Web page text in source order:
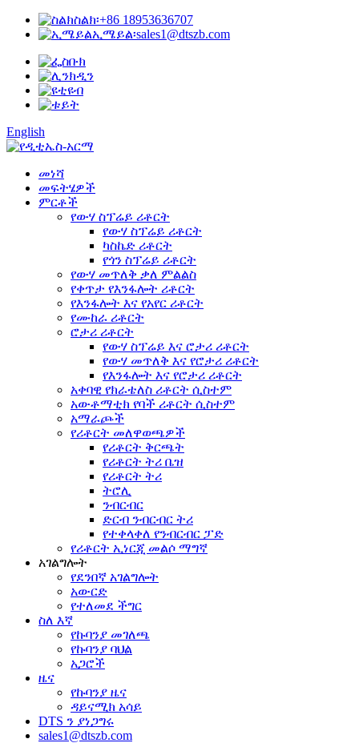
ስልክ፡+86 18953636707
ኢሜይል፡sales1@dtszb.com
English
መነሻ
መፍትሄዎች
ምርቶች
የውሃ ስፕሬይ ሪቶርት
የውሃ ስፕሬይ ሪቶርት
ካስኬድ ሪቶርት
የጎን ስፕሬይ ሪቶርት
የውሃ መጥለቅ ቃለ ምልልስ
የቀጥታ የእንፋሎት ሪቶርት
የእንፋሎት እና የአየር ሪቶርት
የሙከራ ሪቶርት
ሮታሪ ሪቶርት
የውሃ ስፕሬይ እና ሮታሪ ሪቶርት
የውሃ መጥለቅ እና የሮታሪ ሪቶርት
የእንፋሎት እና የሮታሪ ሪቶርት
አቀባዊ የክራቴለስ ሪቶርት ሲስተም
አውቶማቲክ የባች ሪቶርት ሲስተም
አማራጮች
የሪቶርት መለዋወጫዎች
የሪቶርት ቅርጫት
የሪቶርት ትሪ ቤዝ
የሪቶርት ትሪ
ትሮሊ
ንብርብር
ድርብ ንብርብር ትሪ
የተቀላቀለ የንብርብር ፓድ
የሪቶርት ኢነርጂ መልሶ ማግኛ
አገልግሎት
የደንበኛ አገልግሎት
አውርድ
የተለመደ ችግር
ስለ እኛ
የኩባንያ መገለጫ
የኩባንያ ባህል
አጋሮች
ዜና
የኩባንያ ዜና
ዳይናሚክ አሳይ
DTS ን ያነጋግሩ
sales1@dtszb.com